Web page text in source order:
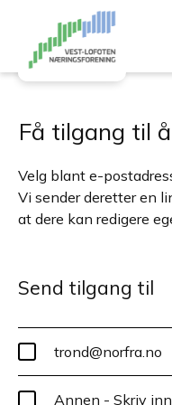
Få tilgang til
Velg blant e-
Vi sender deretter en
at dere kan redigere
Send tilgang til
trond@norfra.no
Annen - Skriv